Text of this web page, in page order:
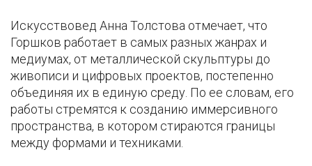
Искусствовед Анна Толстова отмечает, что
Горшков работает в самых разных жанрах и
медиумах, от металлической скульптуры до
живописи и цифровых проектов, постепенно
объединяя их в единую среду. По ее словам, его
работы стремятся к созданию иммерсивного
пространства, в котором стираются границы
между формами и техниками.